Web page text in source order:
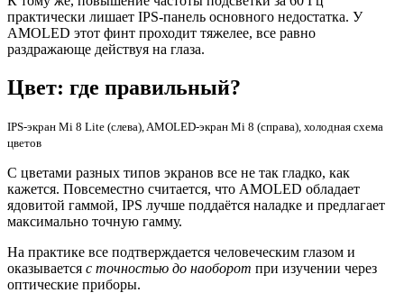
практически лишает IPS-панель основного недостатка. У
AMOLED этот финт проходит тяжелее, все равно
раздражающе действуя на глаза.
Цвет: где правильный?
IPS-экран Mi 8 Lite (слева), AMOLED-экран Mi 8 (справа), холодная схема
цветов
С цветами разных типов экранов все не так гладко, как
кажется. Повсеместно считается, что AMOLED обладает
ядовитой гаммой, IPS лучше поддаётся наладке и предлагает
максимально точную гамму.
На практике все подтверждается человеческим глазом и
оказывается с точностью до наоборот при изучении через
оптические приборы.